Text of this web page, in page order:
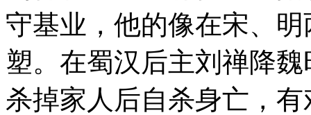
守基业，他的像在宋、
塑。在蜀汉后主刘禅降
杀掉家人后自杀身亡，